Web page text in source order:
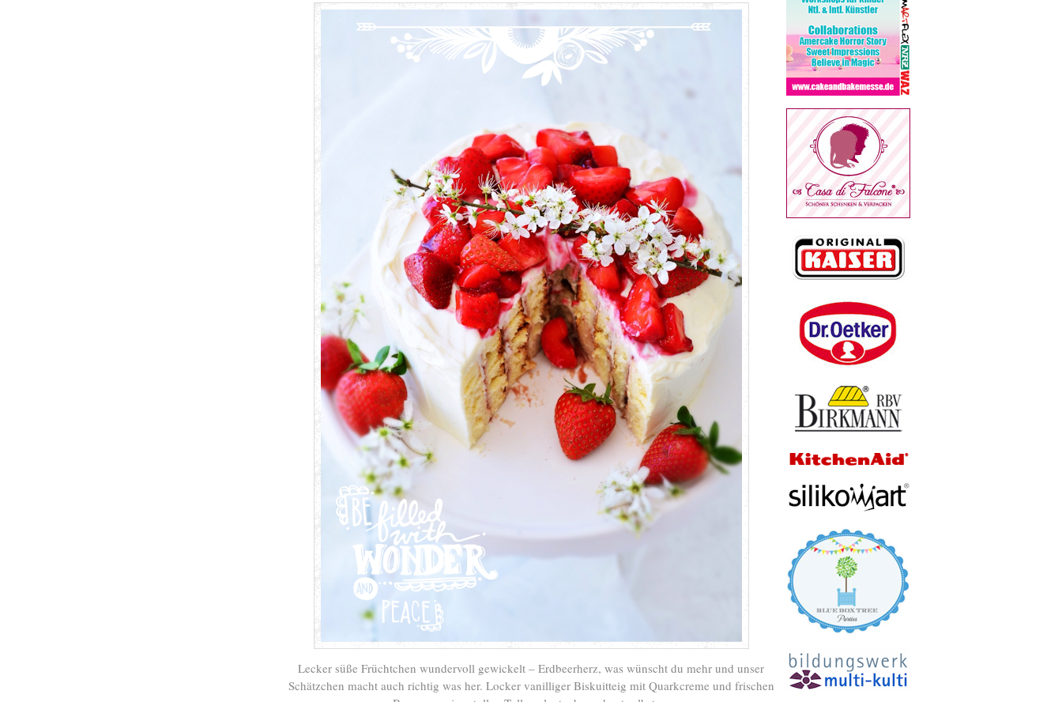
Lecker süße Früchtchen wundervoll gewickelt – Erdbeerherz, was wünscht du mehr und unser
Schätzchen macht auch richtig was her. Locker vanilliger Biskuitteig mit Quarkcreme und frischen